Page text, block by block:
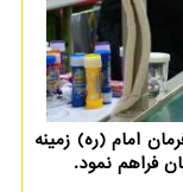
امام (ره) زمینه